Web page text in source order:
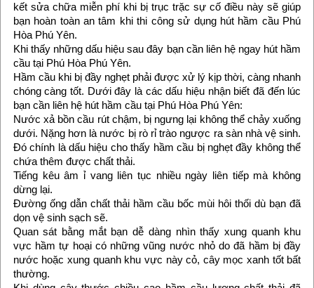
kết sửa chữa miễn phí khi bị trục trặc sự cố điều này sẽ giúp
bạn hoàn toàn an tâm khi thi công sử dụng hút hầm cầu Phú
Hòa Phú Yên.
Khi thấy những dấu hiệu sau đây bạn cần liên hệ ngay hút hầm
cầu tại Phú Hòa Phú Yên.
Hầm cầu khi bị đầy nghẹt phải được xử lý kịp thời, càng nhanh
chóng càng tốt. Dưới đây là các dấu hiệu nhận biết đã đến lúc
bạn cần liên hệ hút hầm cầu tại Phú Hòa Phú Yên:
Nước xả bồn cầu rút chậm, bị ngưng lại không thể chảy xuống
dưới. Nặng hơn là nước bị rò rỉ trào ngược ra sàn nhà vệ sinh.
Đó chính là dấu hiệu cho thấy hầm cầu bị nghẹt đầy không thể
chứa thêm được chất thải.
Tiếng kêu âm ỉ vang liên tục nhiều ngày liên tiếp mà không
dừng lại.
Đường ống dẫn chất thải hầm cầu bốc mùi hôi thối dù bạn đã
dọn vệ sinh sạch sẽ.
Quan sát bằng mắt bạn dễ dàng nhìn thấy xung quanh khu
vực hầm tự hoại có những vũng nước nhỏ do đã hầm bị đầy
nước hoặc xung quanh khu vực này cỏ, cây mọc xanh tốt bất
thường.